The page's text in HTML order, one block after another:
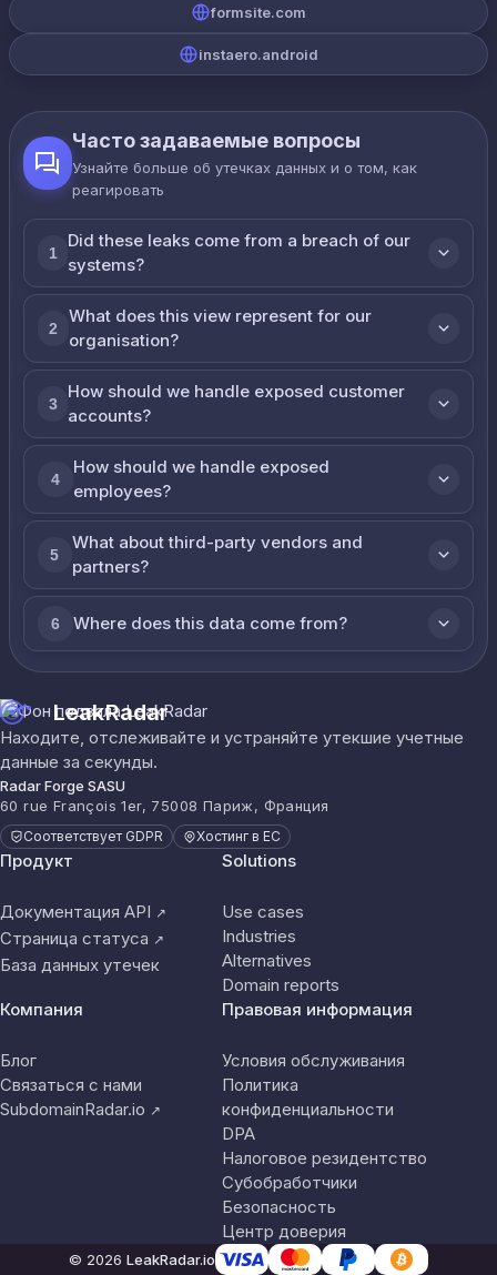
formsite.com
instaero.android
Часто задаваемые вопросы
Узнайте больше об утечках данных и о том, как
реагировать
1
Did these leaks come from a breach of our
systems?
2
What does this view represent for our
organisation?
3
How should we handle exposed customer
accounts?
4
How should we handle exposed
employees?
5
What about third-party vendors and
partners?
6 Where does this data come from?
LeakRadar
Находите, отслеживайте и устраняйте утекшие учетные
данные за секунды.
Radar Forge SASU
60 rue François 1er, 75008 Париж, Франция
Соответствует GDPR Хостинг в ЕС
Продукт
Документация API ↗
Страница статуса ↗
База данных утечек
Solutions
Use cases
Industries
Alternatives
Domain reports
Компания
Блог
Связаться с нами
SubdomainRadar.io ↗
Правовая информация
Условия обслуживания
Политика
конфиденциальности
DPA
Налоговое резидентство
Субобработчики
Безопасность
Центр доверия
© 2026 LeakRadar.io